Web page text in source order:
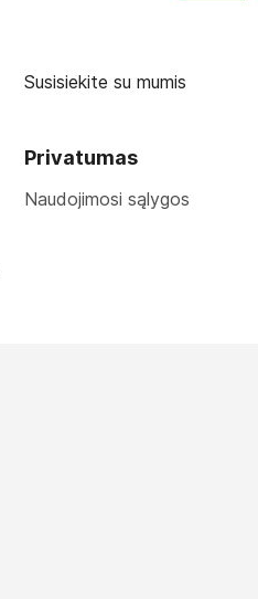
Susisiekite su mumis
Privatumas
Naudojimosi sąlygos